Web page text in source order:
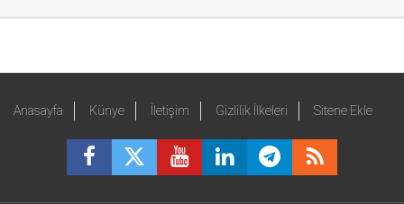
Anasayfa Künye İletişim Gizlilik İlkeleri Sitene Ekle